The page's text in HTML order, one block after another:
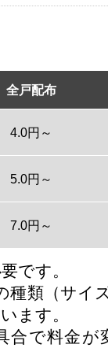
全戸配布
4.0円～
5.0円～
7.0円～
です。
種類（サイ
ます。
合で料金が